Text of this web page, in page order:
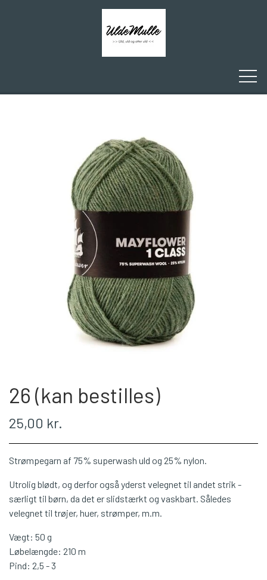
FORSIDE
ULDEMULLE
KONTAKT
WEBSHOP
PLÖTULOPI
LÉTTLOPI
1 CLASS
BOMULD 8/4
JUNIOR BOMULD
26 (kan bestilles)
25,00 kr.
Strømpegarn af 75% superwash uld og 25% nylon.
Utrolig blødt, og derfor også yderst velegnet til andet strik -
særligt til børn, da det er slidstærkt og vaskbart. Således
velegnet til trøjer, huer, strømper, m.m.
Vægt: 50 g
Løbelængde: 210 m
Pind: 2,5 - 3